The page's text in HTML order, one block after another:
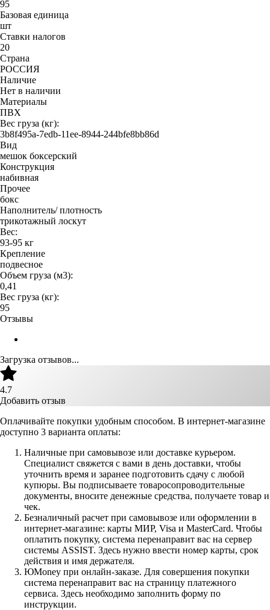
95
Базовая единица
шт
Ставки налогов
20
Страна
РОССИЯ
Наличие
Нет в наличии
Материалы
ПВХ
Вес груза (кг):
3b8f495a-7edb-11ee-8944-244bfe8bb86d
Вид
мешок боксерский
Конструкция
набивная
Прочее
бокс
Наполнитель/ плотность
трикотажный лоскут
Вес:
93-95 кг
Крепление
подвесное
Объем груза (м3):
0,41
Вес груза (кг):
95
Отзывы
Загрузка отзывов...
4.7
Добавить отзыв
Оплачивайте покупки удобным способом. В интернет-магазине
доступно 3 варианта оплаты:
Наличные при самовывозе или доставке курьером.
Специалист свяжется с вами в день доставки, чтобы
уточнить время и заранее подготовить сдачу с любой
купюры. Вы подписываете товаросопроводительные
документы, вносите денежные средства, получаете товар и
чек.
Безналичный расчет при самовывозе или оформлении в
интернет-магазине: карты МИР, Visa и MasterCard. Чтобы
оплатить покупку, система перенаправит вас на сервер
системы ASSIST. Здесь нужно ввести номер карты, срок
действия и имя держателя.
ЮMoney при онлайн-заказе. Для совершения покупки
система перенаправит вас на страницу платежного
сервиса. Здесь необходимо заполнить форму по
инструкции.